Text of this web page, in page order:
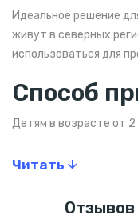
Идеальное решение
живут в северных
использоваться для
Способ
Детям в возрасте от 2
разжевывать во
витамином D.
Состав
Читать
Отзывов